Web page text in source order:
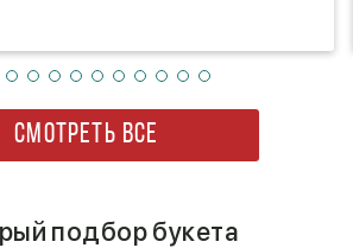
СМОТРЕТЬ ВСЕ
подбор букета